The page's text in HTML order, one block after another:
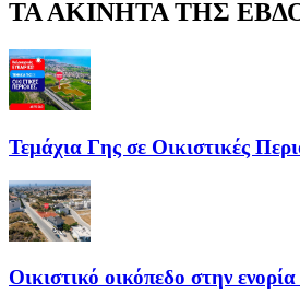
ΤΑ ΑΚΙΝΗΤΑ ΤΗΣ
Τεμάχια Γης σε Οικιστικές
Οικιστικό οικόπεδο στην